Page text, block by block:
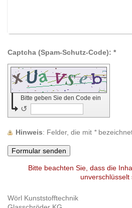
Captcha (Spam-Schutz-Code): *
Bitte geben Sie den Code ein
↺
Hinweis : Felder, die mit *
Bitte beachten Sie, dass die
unverschlüsselt
Wörl Kunststofftechnik